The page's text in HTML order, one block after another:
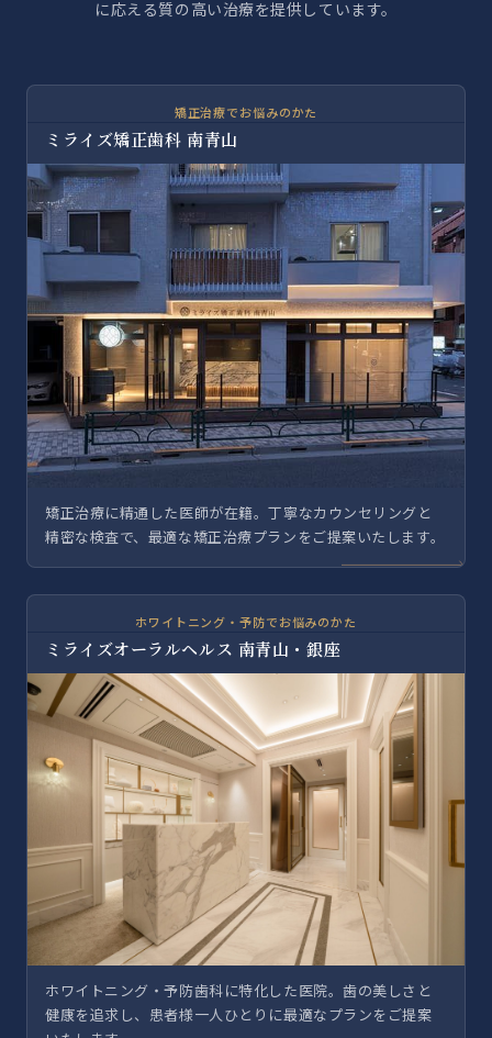
に応える質の高い治療を提供しています。
矯正治療でお悩みのかた
ミライズ矯正歯科 南青山
矯正治療に精通した医師が在籍。丁寧なカウンセリングと
精密な検査で、最適な矯正治療プランをご提案いたします。
ホワイトニング・予防でお悩みのかた
ミライズオーラルヘルス 南青山・銀座
ホワイトニング・予防歯科に特化した医院。歯の美しさと
健康を追求し、患者様一人ひとりに最適なプランをご提案